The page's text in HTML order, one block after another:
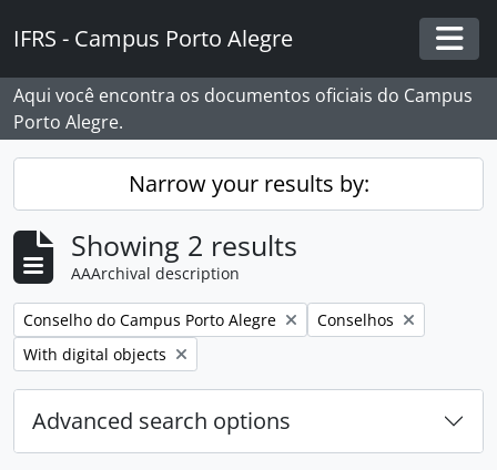
IFRS - Campus Porto Alegre
Aqui você encontra os documentos oficiais do Campus
Porto Alegre.
Narrow your results by:
Showing 2 results
AAArchival description
Remove filter:
Conselho do Campus Porto Alegre Remove filter:
Conselhos
Remove filter:
With digital objects
Advanced search options